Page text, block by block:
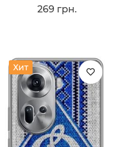
269 грн.
Хит